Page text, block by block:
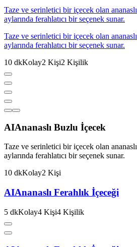
Taze ve serinletici bir içecek olan
aylarında ferahlatıcı bir seçenek sunar.
Taze ve serinletici bir içecek olan
aylarında ferahlatıcı bir seçenek sunar.
10 dkKolay2 Kişi2 Kişilik
AIAnanaslı Buzlu İçecek
Taze ve serinletici bir içecek olan
aylarında ferahlatıcı bir seçenek sunar.
10 dkKolay2 Kişi
AIAnanaslı Ferahlık İçeceği
5 dkKolay4 Kişi4 Kişilik